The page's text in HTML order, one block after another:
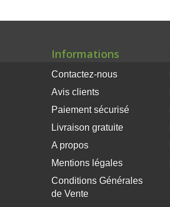
Informations
Contactez-nous
Avis clients
Paiement sécurisé
Livraison gratuite
A propos
Mentions légales
Conditions Générales
de Vente
Ce site Web utilise des
cookies